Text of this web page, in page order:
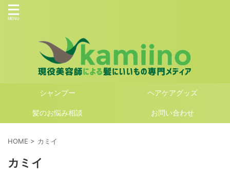
シャンプー ヘアケアグッズ
髪のお悩み相談 お問い合わせ
HOME > カミイ
カミイ